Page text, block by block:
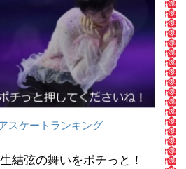
スケートランキング
結弦の舞いをポチっと！